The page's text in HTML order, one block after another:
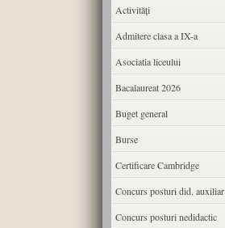
Activități
Admitere clasa a IX-a
Asociatia liceului
Bacalaureat 2026
Buget general
Burse
Certificare Cambridge
Concurs posturi did. auxiliar
Concurs posturi nedidactic